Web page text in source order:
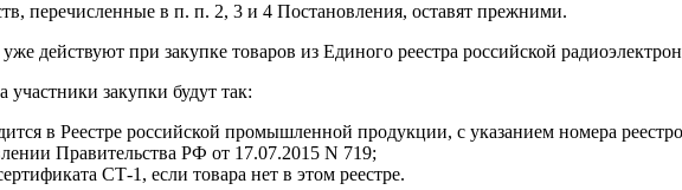
перечисленные в п. п. 2, 3 и 4 Постановления, оставят прежними.
действуют при закупке товаров из Единого реестра российской
закупки будут так:
в Реестре российской промышленной продукции, с указанием номера
Правительства РФ от 17.07.2015 N 719;
СТ-1, если товара нет в этом реестре.